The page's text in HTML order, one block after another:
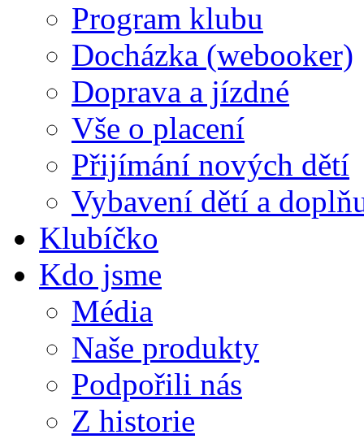
Program klubu
Docházka (webooker)
Doprava a jízdné
Vše o placení
Přijímání nových dětí
Vybavení dětí a
Klubíčko
Kdo jsme
Média
Naše produkty
Podpořili nás
Z historie